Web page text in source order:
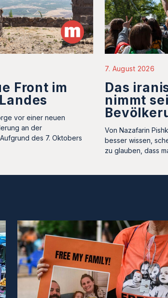
Front im
vor einer neuen
an der
des 7. Oktobers
7. August 2026
Das
nimmt
Von Nazafarin
besser wissen,
zu glauben, dass